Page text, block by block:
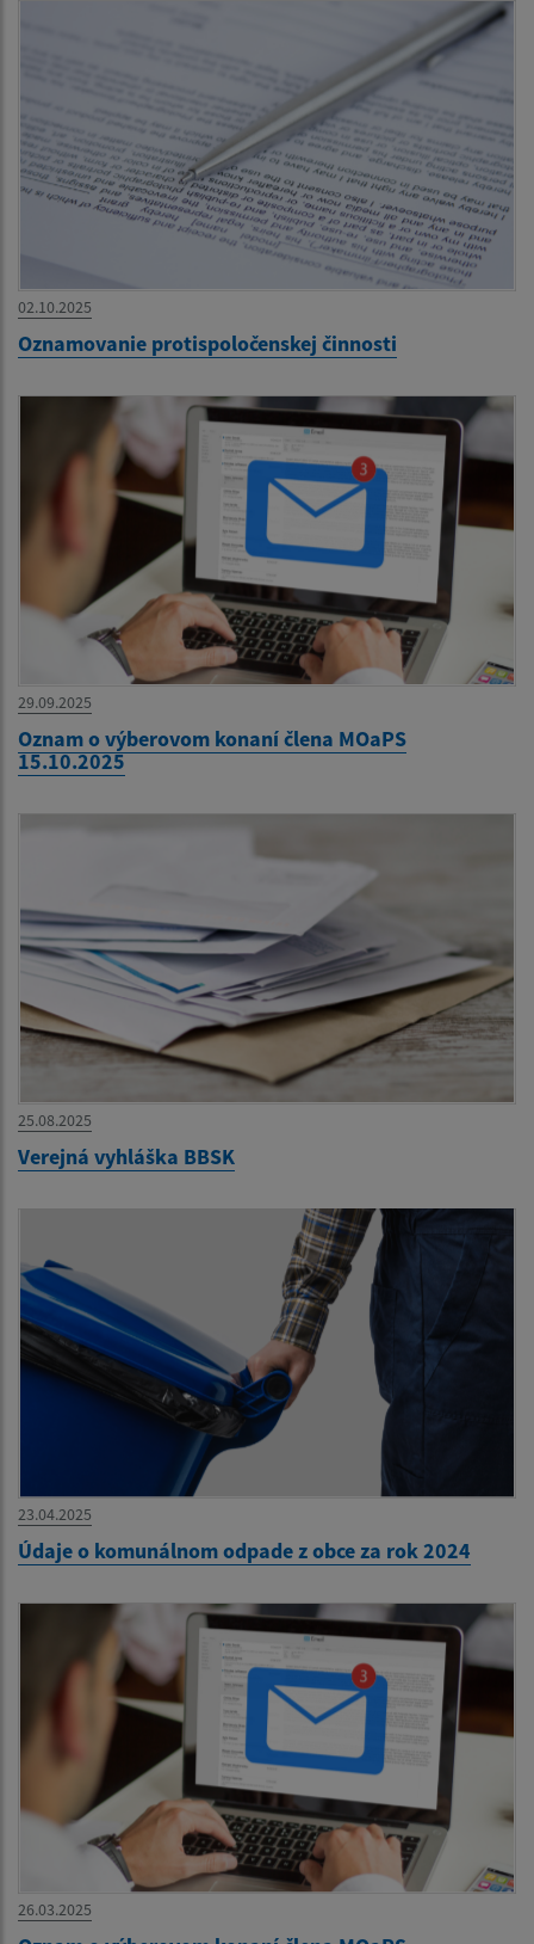
02.10.2025
Oznamovanie protispoločenskej činnosti
29.09.2025
Oznam o výberovom konaní člena MOaPS
15.10.2025
25.08.2025
Verejná vyhláška BBSK
23.04.2025
Údaje o komunálnom odpade z obce za rok 2024
26.03.2025